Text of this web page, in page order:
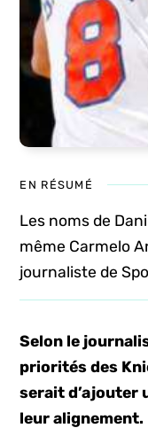
EN RÉSUMÉ
Les noms de
même Carmelo
journaliste de
Selon le
priorités des
serait d’ajouter
leur alignement.